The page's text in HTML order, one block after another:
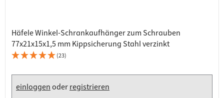
Häfele Winkel-Schrankaufhänger zum Schrauben
77x21x15x1,5 mm Kippsicherung Stahl verzinkt
(23)
einloggenoderregistrieren